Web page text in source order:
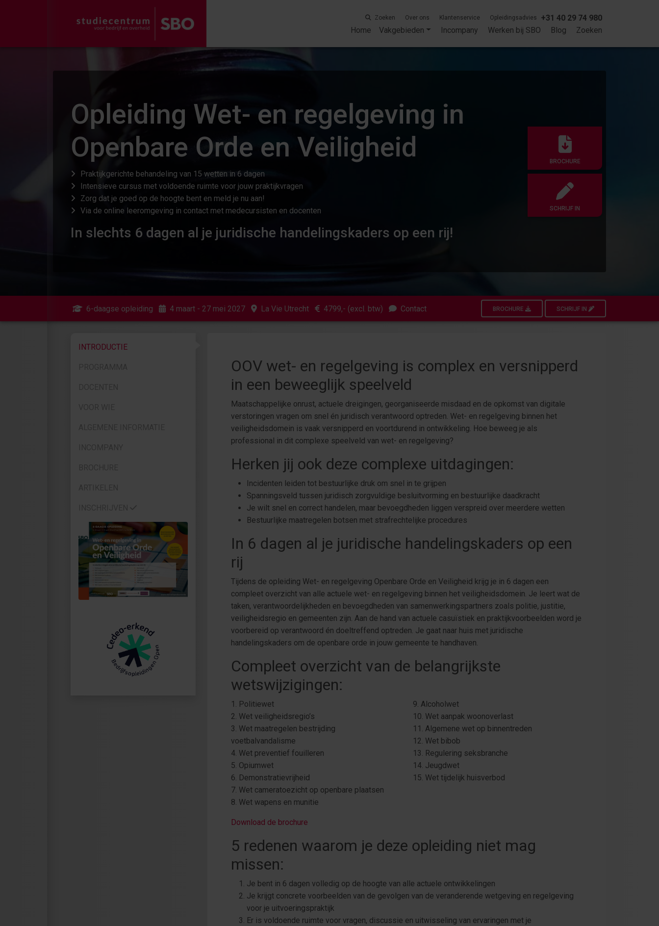
Zoeken Over ons Klantenservice Opleidingsadvies
+31 40 29 74 980
Home
Vakgebieden Incompany Werken bij SBO Blog Zoeken
Opleiding Wet- en regelgeving in
Openbare Orde en Veiligheid
Praktijkgerichte behandeling van 15 wetten in 6 dagen
Intensieve cursus met voldoende ruimte voor jouw praktijkvragen
Zorg dat je goed op de hoogte bent en meld je nu aan!
Via de online leeromgeving in contact met medecursisten en docenten
In slechts 6 dagen al je juridische handelingskaders op een rij!
BROCHURE
SCHRIJF IN
6-daagse opleiding 4 maart - 27 mei 2027 La Vie Utrecht 4799,- (excl. btw) Contact BROCHURE SCHRIJF IN
INTRODUCTIE
OOV wet- en regelgeving is complex en versnipperd
in een beweeglijk speelveld
Maatschappelijke onrust, actuele dreigingen, georganiseerde misdaad en de opkomst van digitale
verstoringen vragen om snel én juridisch verantwoord optreden. Wet- en regelgeving binnen het
veiligheidsdomein is vaak versnipperd en voortdurend in ontwikkeling. Hoe beweeg je als
professional in dit complexe speelveld van wet- en regelgeving?
Herken jij ook deze complexe uitdagingen:
Incidenten leiden tot bestuurlijke druk om snel in te grijpen
Spanningsveld tussen juridisch zorgvuldige besluitvorming en bestuurlijke daadkracht
Je wilt snel en correct handelen, maar bevoegdheden liggen verspreid over meerdere wetten
Bestuurlijke maatregelen botsen met strafrechtelijke procedures
In 6 dagen al je juridische handelingskaders op een
rij
Tijdens de opleiding Wet- en regelgeving Openbare Orde en Veiligheid krijg je in 6 dagen een
compleet overzicht van alle actuele wet- en regelgeving binnen het veiligheidsdomein. Je leert wat de
taken, verantwoordelijkheden en bevoegdheden van samenwerkingspartners zoals politie, justitie,
veiligheidsregio en gemeenten zijn. Aan de hand van actuele casuïstiek en praktijkvoorbeelden word je
voorbereid op verantwoord én doeltreffend optreden. Je gaat naar huis met juridische
handelingskaders om de openbare orde in jouw gemeente te handhaven.
Compleet overzicht van de belangrijkste
wetswijzigingen:
1. Politiewet
2. Wet veiligheidsregio’s
3. Wet maatregelen bestrijding
voetbalvandalisme
4. Wet preventief fouilleren
5. Opiumwet
6. Demonstratievrijheid
7. Wet cameratoezicht op openbare plaatsen
8. Wet wapens en munitie
Download de brochure
9. Alcoholwet
10. Wet aanpak woonoverlast
11. Algemene wet op binnentreden
12. Wet bibob
13. Regulering seksbranche
14. Jeugdwet
15. Wet tijdelijk huisverbod
5 redenen waarom je deze opleiding niet mag
missen:
Je bent in 6 dagen volledig op de hoogte van alle actuele ontwikkelingen
Je krijgt concrete voorbeelden van de gevolgen van de veranderende wetgeving en regelgeving
voor je uitvoeringspraktijk
Er is voldoende ruimte voor vragen, discussie en uitwisseling van ervaringen met je